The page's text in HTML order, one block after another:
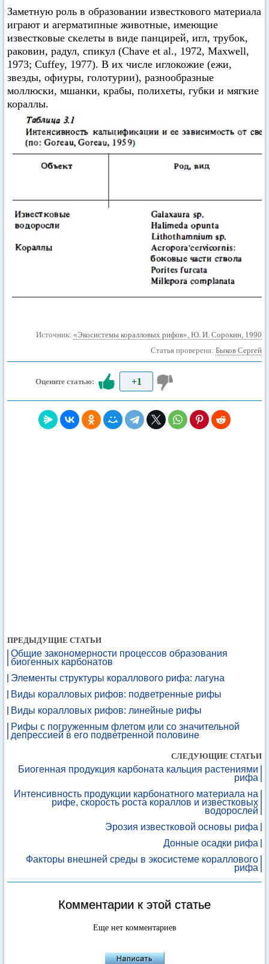
Заметную роль в образовании известкового материала
играют и агерматипные животные, имеющие
известковые скелеты в виде панцирей, игл, трубок,
раковин, радул, спикул (Chave et al., 1972, Maxwell,
1973; Cuffey, 1977). В их числе иглокожие (ежи,
звезды, офиуры, голотурии), разнообразные
моллюски, мшанки, крабы, полихеты, губки и мягкие
кораллы.
Источник: «Экосистемы коралловых рифов», Ю. И. Сорокин, 1990
Статья проверена: Быков Сергей
Оцените статью: +1
ПРЕДЫДУЩИЕ СТАТЬИ
Общие закономерности процессов образования
биогенных карбонатов
Элементы структуры кораллового рифа: лагуна
Виды коралловых рифов: подветренные рифы
Виды коралловых рифов: линейные рифы
Рифы с погруженным флетом или со значительной
депрессией в его подветренной половине
СЛЕДУЮЩИЕ СТАТЬИ
Биогенная продукция карбоната кальция растениями
рифа
Интенсивность продукции карбонатного материала на
рифе, скорость роста кораллов и известковых
водорослей
Эрозия известковой основы рифа
Донные осадки рифа
Факторы внешней среды в экосистеме кораллового
рифа
Комментарии к этой статье
Еще нет комментариев